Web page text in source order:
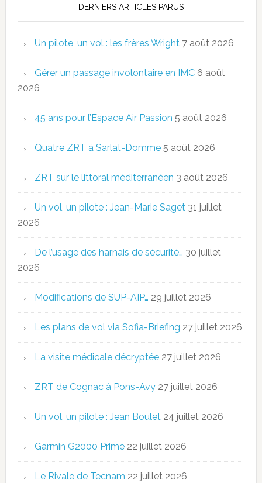
DERNIERS ARTICLES PARUS
Un pilote, un vol : les frères Wright 7 août 2026
Gérer un passage involontaire en IMC 6 août
2026
45 ans pour l’Espace Air Passion 5 août 2026
Quatre ZRT à Sarlat-Domme 5 août 2026
ZRT sur le littoral méditerranéen 3 août 2026
Un vol, un pilote : Jean-Marie Saget 31 juillet
2026
De l’usage des harnais de sécurité… 30 juillet
2026
Modifications de SUP-AIP… 29 juillet 2026
Les plans de vol via Sofia-Briefing 27 juillet 2026
La visite médicale décryptée 27 juillet 2026
ZRT de Cognac à Pons-Avy 27 juillet 2026
Un vol, un pilote : Jean Boulet 24 juillet 2026
Garmin G2000 Prime 22 juillet 2026
Le Rivale de Tecnam 22 juillet 2026